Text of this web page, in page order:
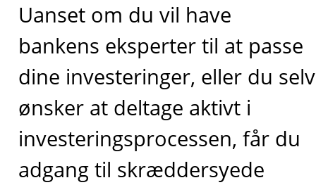
Uanset om du vil have
bankens eksperter til at passe
dine investeringer, eller du selv
ønsker at deltage aktivt i
investeringsprocessen, får du
adgang til skræddersyede